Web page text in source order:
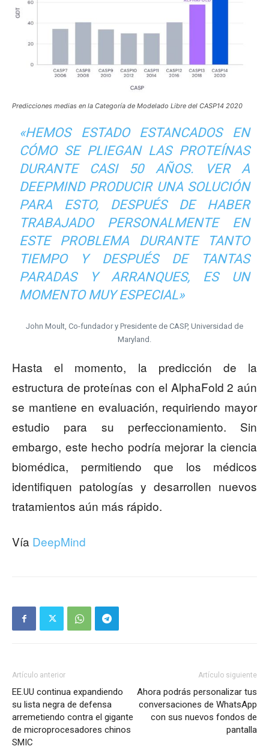
Predicciones medias en la Categoría de Modelado Libre del CASP14 2020
«HEMOS ESTADO ESTANCADOS EN
CÓMO SE PLIEGAN LAS PROTEÍNAS
DURANTE CASI 50 AÑOS. VER A
DEEPMIND PRODUCIR UNA SOLUCIÓN
PARA ESTO, DESPUÉS DE HABER
TRABAJADO PERSONALMENTE EN
ESTE PROBLEMA DURANTE TANTO
TIEMPO Y DESPUÉS DE TANTAS
PARADAS Y ARRANQUES, ES UN
MOMENTO MUY ESPECIAL»
John Moult, Co-fundador y Presidente de CASP, Universidad de
Maryland.
Hasta el momento, la predicción de la
estructura de proteínas con el AlphaFold 2 aún
se mantiene en evaluación, requiriendo mayor
estudio para su perfeccionamiento. Sin
embargo, este hecho podría mejorar la ciencia
biomédica, permitiendo que los médicos
identifiquen patologías y desarrollen nuevos
tratamientos aún más rápido.
Vía DeepMind
Artículo anterior
EE.UU continua expandiendo
su lista negra de defensa
arremetiendo contra el gigante
de microprocesadores chinos
SMIC
Artículo siguiente
Ahora podrás personalizar tus
conversaciones de WhatsApp
con sus nuevos fondos de
pantalla